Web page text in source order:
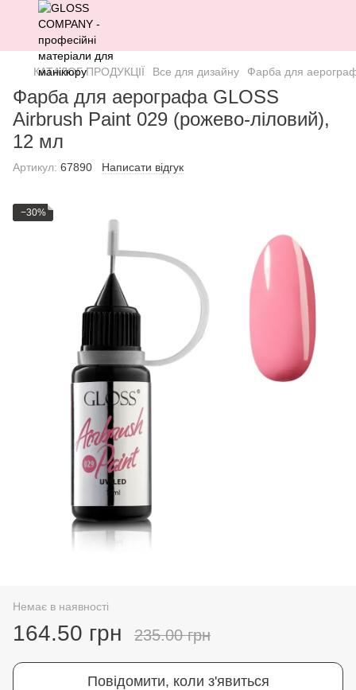
КАТАЛОГ ПРОДУКЦІЇ Все для дизайну Фарба для
Фарба для аерографа GLOSS
Airbrush Paint 029 (рожево-ліловий),
12 мл
Артикул: 67890 Написати відгук
−30%
Немає в наявності
164.50 грн 235.00 грн
Повідомити, коли з'явиться